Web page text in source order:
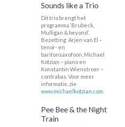
Sounds like a Trio
Dit trio brengt het
programma ‘Brubeck,
Mulligan & beyond’.
Bezetting: Arjen van El –
tenor- en
baritonsaxofoon, Michael
Kotzian – piano en
Konstantin Wienstroer –
contrabas. Voor meer
informatie, zie
www.michaelkotzian.com
Pee Bee & the Night
Train